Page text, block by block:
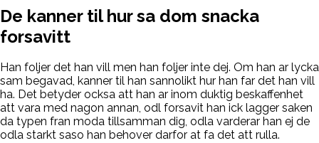
De kanner til hur sa dom snacka
forsavitt
Han foljer det han vill men han foljer inte dej. Om han ar lycka
sam begavad, kanner til han sannolikt hur han far det han vill
ha. Det betyder ocksa att han ar inom duktig beskaffenhet
att vara med nagon annan, odl forsavit han ick lagger saken
da typen fran moda tillsamman dig, odla varderar han ej de
odla starkt saso han behover darfor at fa det att rulla.